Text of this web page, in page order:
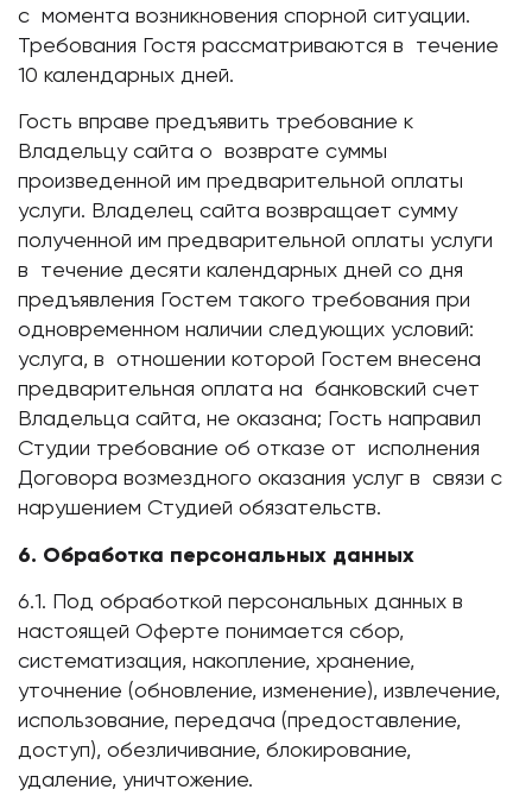
с момента возникновения спорной ситуации.
Требования Гостя рассматриваются в течение
10 календарных дней.
Гость вправе предъявить требование к
Владельцу сайта о возврате суммы
произведенной им предварительной оплаты
услуги. Владелец сайта возвращает сумму
полученной им предварительной оплаты услуги
в течение десяти календарных дней со дня
предъявления Гостем такого требования при
одновременном наличии следующих условий:
услуга, в отношении которой Гостем внесена
предварительная оплата на банковский счет
Владельца сайта, не оказана; Гость направил
Студии требование об отказе от исполнения
Договора возмездного оказания услуг в связи с
нарушением Студией обязательств.
6. Обработка персональных данных
6.1. Под обработкой персональных данных в
настоящей Оферте понимается сбор,
систематизация, накопление, хранение,
уточнение (обновление, изменение), извлечение,
использование, передача (предоставление,
доступ), обезличивание, блокирование,
удаление, уничтожение.